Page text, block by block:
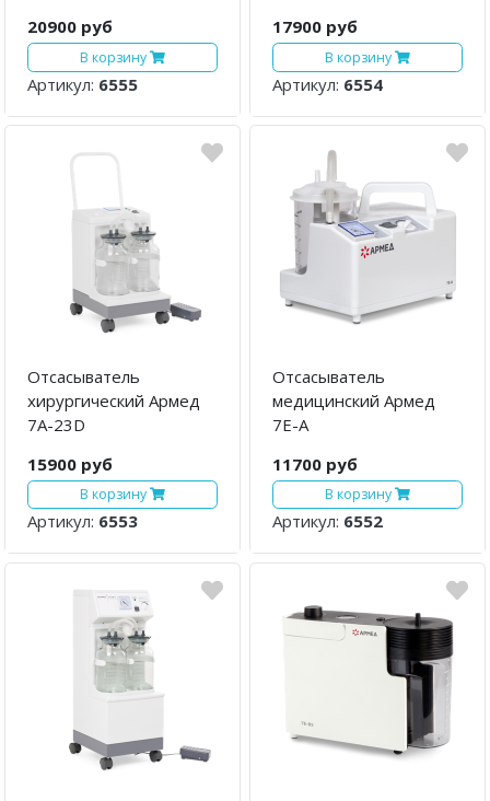
20900 руб
В корзину
Артикул: 6555
17900 руб
В корзину
Артикул: 6554
Отсасыватель
хирургический Армед
7А-23D
15900 руб
В корзину
Артикул: 6553
Отсасыватель
медицинский Армед
7Е-А
11700 руб
В корзину
Артикул: 6552